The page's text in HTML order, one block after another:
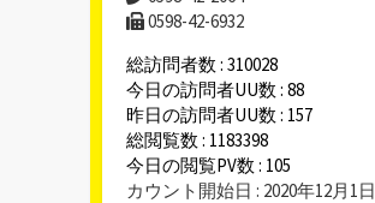
0598-42-6932
総訪問者数 : 310028
今日の訪問者UU数 : 88
昨日の訪問者UU数 : 157
総閲覧数 : 1183398
今日の閲覧PV数 : 105
カウント開始日 : 2020年12月1日